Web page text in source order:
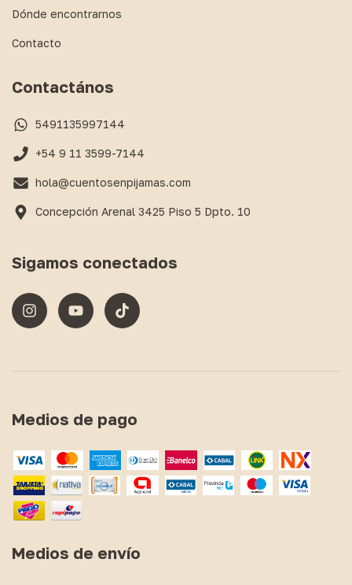
Dónde encontrarnos
Contacto
Contactános
5491135997144
+54 9 11 3599-7144
hola@cuentosenpijamas.com
Concepción Arenal 3425 Piso 5 Dpto. 10
Sigamos conectados
Medios de pago
Medios de envío